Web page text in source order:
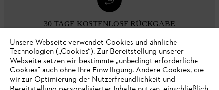
30 TAGE KOSTENLOSE RÜCKGABE
Zahlungsmöglichkeiten
Unsere Webseite verwendet Cookies und ähnliche
Technologien („Cookies“). Zur Bereitstellung unserer
Webseite setzen wir bestimmte „unbedingt erforderliche
Cookies" auch ohne Ihre Einwilligung. Andere Cookies, die
wir zur Optimierung der Nutzerfreundlichkeit und